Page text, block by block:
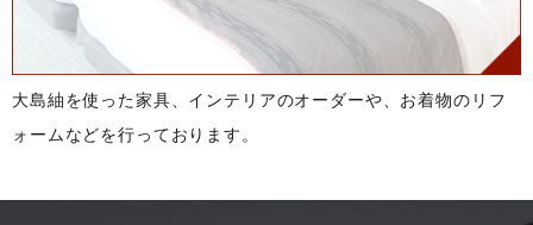
大島紬を使った家具、インテリアのオーダーや、お着物のリフ
ォームなどを行っております。